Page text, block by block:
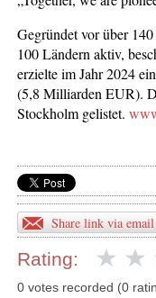
Gegründet vor über
100 Ländern aktiv,
erzielte im Jahr 2024
(5,8 Milliarden EUR).
Stockholm gelistet.
Share link via email
Rating:
0 votes recorded (0